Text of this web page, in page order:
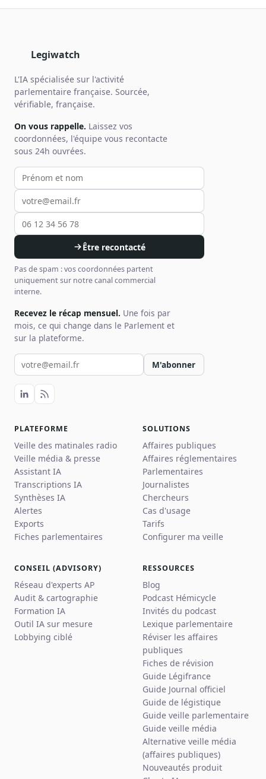
Legiwatch
L'IA spécialisée sur l'activité
parlementaire française. Sourcée,
vérifiable, française.
On vous rappelle. Laissez vos
coordonnées, l'équipe vous recontacte
sous 24h ouvrées.
Votre prénom et nom
Votre email
Votre téléphone
Être recontacté
Pas de spam : vos coordonnées partent
uniquement sur notre canal commercial
interne.
Recevez le récap mensuel. Une fois par
mois, ce qui change dans le Parlement et
sur la plateforme.
Votre email pour la newsletter
M'abonner
PLATEFORME
Veille des matinales radio
Veille média & presse
Assistant IA
Transcriptions IA
Synthèses IA
Alertes
Exports
Fiches parlementaires
SOLUTIONS
Affaires publiques
Affaires réglementaires
Parlementaires
Journalistes
Chercheurs
Cas d'usage
Tarifs
Configurer ma veille
CONSEIL (ADVISORY)
Réseau d'experts AP
Audit & cartographie
Formation IA
Outil IA sur mesure
Lobbying ciblé
RESSOURCES
Blog
Podcast Hémicycle
Invités du podcast
Lexique parlementaire
Réviser les affaires
publiques
Fiches de révision
Guide Légifrance
Guide Journal officiel
Guide de légistique
Guide veille parlementaire
Guide veille média
Alternative veille média
(affaires publiques)
Nouveautés produit